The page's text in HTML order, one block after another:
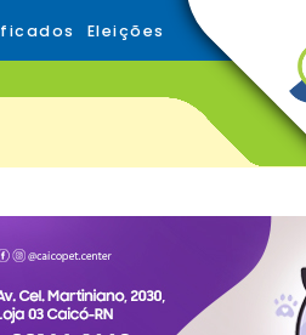
Eleições